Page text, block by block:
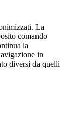
La
comando
la
in
diversi da quelli